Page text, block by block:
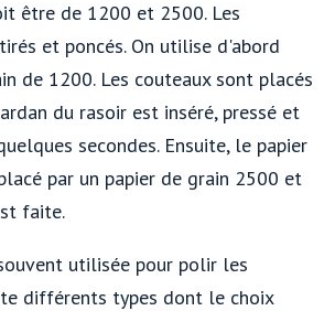
être de 1200 et 2500. Les
et poncés. On utilise d'abord
de 1200. Les couteaux sont placés
du rasoir est inséré, pressé et
secondes. Ensuite, le papier
par un papier de grain 2500 et
faite.
utilisée pour polir les
différents types dont le choix